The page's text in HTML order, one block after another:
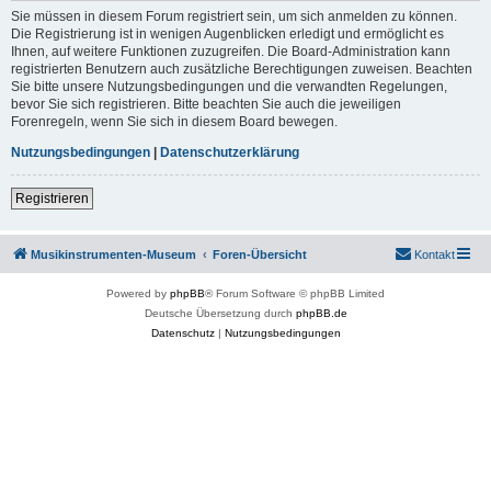
Sie müssen in diesem Forum registriert sein, um sich anmelden zu können.
Die Registrierung ist in wenigen Augenblicken erledigt und ermöglicht es
Ihnen, auf weitere Funktionen zuzugreifen. Die Board-Administration kann
registrierten Benutzern auch zusätzliche Berechtigungen zuweisen. Beachten
Sie bitte unsere Nutzungsbedingungen und die verwandten Regelungen,
bevor Sie sich registrieren. Bitte beachten Sie auch die jeweiligen
Forenregeln, wenn Sie sich in diesem Board bewegen.
Nutzungsbedingungen | Datenschutzerklärung
Registrieren
Musikinstrumenten-Museum Foren-Übersicht Kontakt
Powered by phpBB® Forum Software © phpBB Limited
Deutsche Übersetzung durch phpBB.de
Datenschutz| Nutzungsbedingungen